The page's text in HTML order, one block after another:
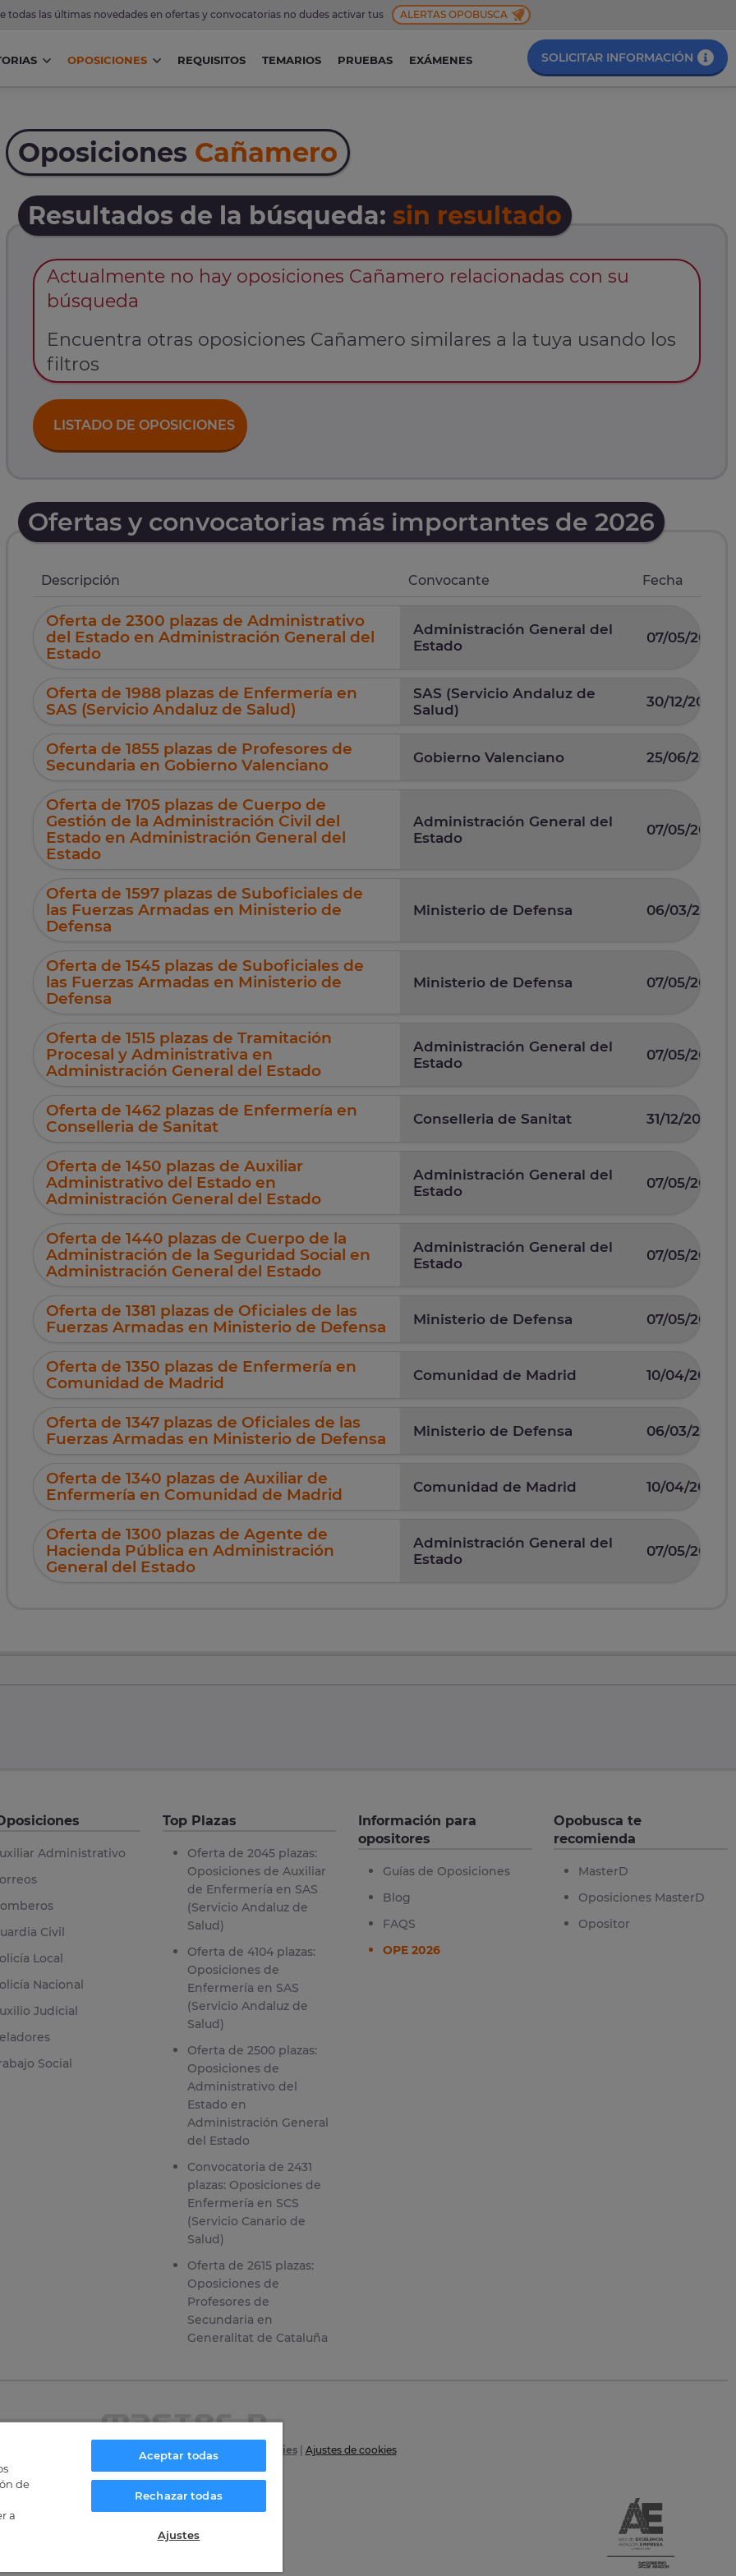
todas las últimas novedades en ofertas y convocatorias no dudes activar tus ALERTAS OPOBUSCA
OPOSICIONES REQUISITOS TEMARIOS PRUEBAS EXÁMENES SOLICITAR INFORMACIÓN
Oposiciones Cañamero
Resultados de la búsqueda: sin resultado
Actualmente no hay oposiciones Cañamero relacionadas con su
búsqueda
Encuentra otras oposiciones Cañamero similares a la tuya usando los
filtros
LISTADO DE OPOSICIONES
Ofertas y convocatorias más importantes de 2026
Descripción Convocante Fecha
Oferta de 2300 plazas de Administrativo
del Estado en Administración General del
Estado
Administración General del
Estado
07/05/2026
Oferta de 1988 plazas de Enfermería en
SAS (Servicio Andaluz de Salud)
SAS (Servicio Andaluz de
Salud)
30/12/2025
Oferta de 1855 plazas de Profesores de
Secundaria en Gobierno Valenciano
Gobierno Valenciano 25/06/2026
Oferta de 1705 plazas de Cuerpo de
Gestión de la Administración Civil del
Estado en Administración General del
Estado
Administración General del
Estado
07/05/2026
Oferta de 1597 plazas de Suboficiales de
las Fuerzas Armadas en Ministerio de
Defensa
Ministerio de Defensa 06/03/2026
Oferta de 1545 plazas de Suboficiales de
las Fuerzas Armadas en Ministerio de
Defensa
Ministerio de Defensa 07/05/2025
Oferta de 1515 plazas de Tramitación
Procesal y Administrativa en
Administración General del Estado
Administración General del
Estado
07/05/2026
Oferta de 1462 plazas de Enfermería en
Conselleria de Sanitat
Conselleria de Sanitat 31/12/2025
Oferta de 1450 plazas de Auxiliar
Administrativo del Estado en
Administración General del Estado
Administración General del
Estado
07/05/2026
Oferta de 1440 plazas de Cuerpo de la
Administración de la Seguridad Social en
Administración General del Estado
Administración General del
Estado
07/05/2026
Oferta de 1381 plazas de Oficiales de las
Fuerzas Armadas en Ministerio de Defensa
Ministerio de Defensa 07/05/2025
Oferta de 1350 plazas de Enfermería en
Comunidad de Madrid
Comunidad de Madrid 10/04/2025
Oferta de 1347 plazas de Oficiales de las
Fuerzas Armadas en Ministerio de Defensa
Ministerio de Defensa 06/03/2026
Oferta de 1340 plazas de Auxiliar de
Enfermería en Comunidad de Madrid
Comunidad de Madrid 10/04/2025
Oferta de 1300 plazas de Agente de
Hacienda Pública en Administración
General del Estado
Administración General del
Estado
07/05/2026
Administrativo
Civil
Local
Nacional
Judicial
Social
Top Plazas
Oferta de 2045 plazas:
Oposiciones de Auxiliar
de Enfermería en SAS
(Servicio Andaluz de
Salud)
Oferta de 4104 plazas:
Oposiciones de
Enfermería en SAS
(Servicio Andaluz de
Salud)
Oferta de 2500 plazas:
Oposiciones de
Administrativo del
Estado en
Administración General
del Estado
Convocatoria de 2431
plazas: Oposiciones de
Enfermería en SCS
(Servicio Canario de
Salud)
Oferta de 2615 plazas:
Oposiciones de
Profesores de
Secundaria en
Generalitat de Cataluña
Información para
opositores
Guías de Oposiciones
Blog
FAQS
OPE 2026
Opobusca te
recomienda
MasterD
Oposiciones MasterD
Opositor
Política de privacidad| Política de Cookies| Ajustes de cookies
de
a
Aceptar todas
Rechazar todas
Ajustes